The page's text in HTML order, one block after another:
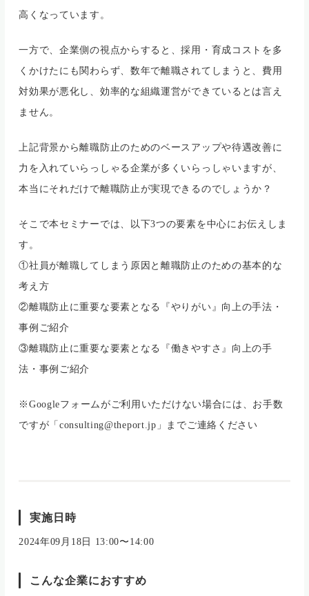
高くなっています。
一方で、企業側の視点からすると、採用・育成コストを多
くかけたにも関わらず、数年で離職されてしまうと、費用
対効果が悪化し、効率的な組織運営ができているとは言え
ません。
上記背景から離職防止のためのベースアップや待遇改善に
力を入れていらっしゃる企業が多くいらっしゃいますが、
本当にそれだけで離職防止が実現できるのでしょうか？
そこで本セミナーでは、以下3つの要素を中心にお伝えしま
す。
①社員が離職してしまう原因と離職防止のための基本的な
考え方
②離職防止に重要な要素となる『やりがい』向上の手法・
事例ご紹介
③離職防止に重要な要素となる『働きやすさ』向上の手
法・事例ご紹介
※Googleフォームがご利用いただけない場合には、お手数
ですが「consulting@theport.jp」までご連絡ください
実施日時
2024年09月18日 13:00〜14:00
こんな企業におすすめ